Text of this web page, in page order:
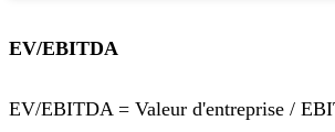
EV/EBITDA
EV/EBITDA = Valeur d'entreprise /